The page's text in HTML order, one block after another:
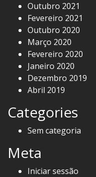
Outubro 2021
Fevereiro 2021
Outubro 2020
Março 2020
Fevereiro 2020
Janeiro 2020
Dezembro 2019
Abril 2019
Categories
Sem categoria
Meta
Iniciar sessão